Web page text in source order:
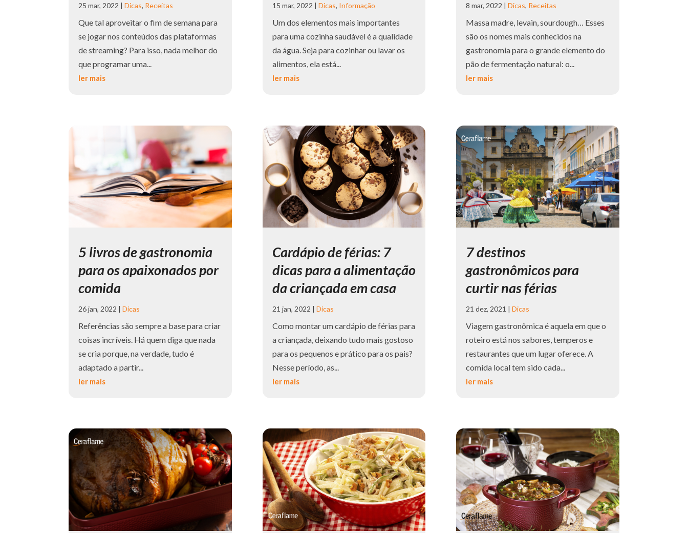
25 mar, 2022 |Dicas, Receitas
Que tal aproveitar o fim de semana para
se jogar nos conteúdos das plataformas
de streaming? Para isso, nada melhor do
que programar uma...
ler mais
5 livros de gastronomia
para os apaixonados por
comida
26 jan, 2022 |Dicas
Referências são sempre a base para criar
coisas incríveis. Há quem diga que nada
se cria porque, na verdade, tudo é
adaptado a partir...
ler mais
15 mar, 2022 Dicas, Informação
Um dos elementos mais importantes
para uma cozinha saudável é a qualidade
da água. Seja para cozinhar ou lavar os
alimentos, ela está...
ler mais
Cardápio de férias: 7
dicas para a alimentação
da criançada em casa
21 jan, 2022 | Dicas
Como montar um cardápio de férias para
a criançada, deixando tudo mais gostoso
para os pequenos e prático para os pais?
Nesse período, as...
ler mais
8 mar, 2022 Dicas, Receitas
Massa madre, levain, sourdough… Esses
são os nomes mais conhecidos na
gastronomia para o grande elemento do
pão de fermentação natural: o...
ler mais
7 destinos
gastronômicos para
curtir nas férias
21 dez, 2021 | Dicas
Viagem gastronômica é aquela em que o
roteiro está nos sabores, temperos e
restaurantes que um lugar oferece. A
comida local tem sido cada...
ler mais